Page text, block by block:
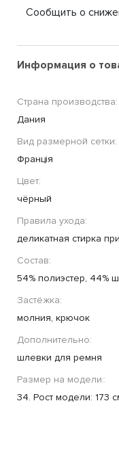
Сообщить о
Информация о
Страна производства:
Дания
Вид размерной сетки:
Франція
Цвет:
чёрный
Правила ухода:
деликатная стирка
Состав:
54% полиэстер, 44%
Застёжка:
молния, крючок
Дополнительно:
шлевки для ремня
Размер на модели::
34. Рост модели: 173